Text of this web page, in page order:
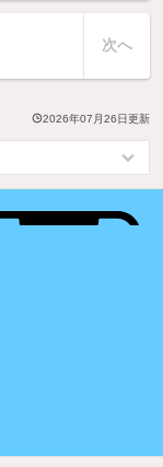
次へ
2026年07月26日更新